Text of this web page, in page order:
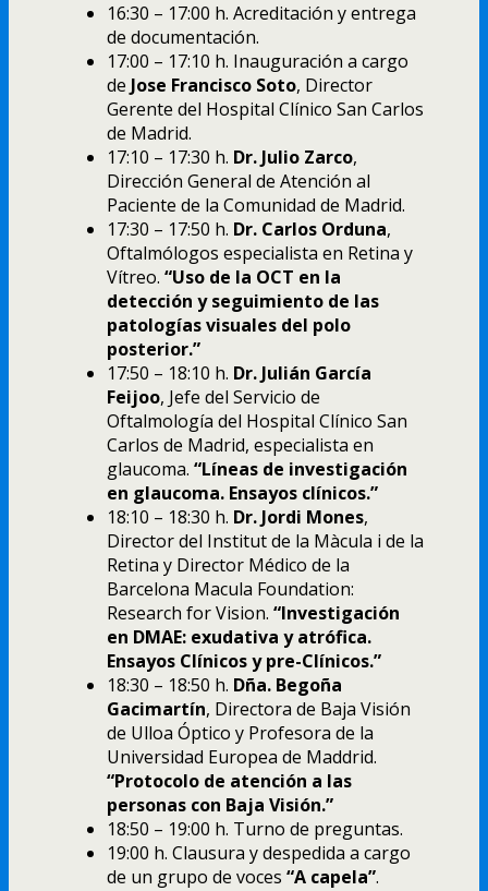
16:30 – 17:00 h. Acreditación y entrega
de documentación.
17:00 – 17:10 h. Inauguración a cargo
de Jose Francisco Soto, Director
Gerente del Hospital Clínico San Carlos
de Madrid.
17:10 – 17:30 h. Dr. Julio Zarco,
Dirección General de Atención al
Paciente de la Comunidad de Madrid.
17:30 – 17:50 h. Dr. Carlos Orduna,
Oftalmólogos especialista en Retina y
Vítreo. “Uso de la OCT en la
detección y seguimiento de las
patologías visuales del polo
posterior.”
17:50 – 18:10 h. Dr. Julián García
Feijoo, Jefe del Servicio de
Oftalmología del Hospital Clínico San
Carlos de Madrid, especialista en
glaucoma. “Líneas de investigación
en glaucoma. Ensayos clínicos.”
18:10 – 18:30 h. Dr. Jordi Mones,
Director del Institut de la Màcula i de la
Retina y Director Médico de la
Barcelona Macula Foundation:
Research for Vision. “Investigación
en DMAE: exudativa y atrófica.
Ensayos Clínicos y pre-Clínicos.”
18:30 – 18:50 h. Dña. Begoña
Gacimartín, Directora de Baja Visión
de Ulloa Óptico y Profesora de la
Universidad Europea de Maddrid.
“Protocolo de atención a las
personas con Baja Visión.”
18:50 – 19:00 h. Turno de preguntas.
19:00 h. Clausura y despedida a cargo
de un grupo de voces “A capela”.